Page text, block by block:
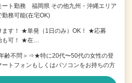
ト勤務 福岡県 その他九州・沖縄エリア
勤務可能(在宅OK)
ます！ ★単発（1日のみ）OK！ ★応募
も可！ ★在…
齢不問＞⇒★特に20代〜50代の女性の登
フォンもしくはパソコンをお持ちの方